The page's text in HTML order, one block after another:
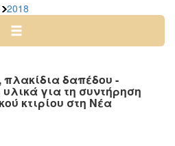
2018
δαπέδου -
για τη συντήρηση
κτιρίου στη Νέα